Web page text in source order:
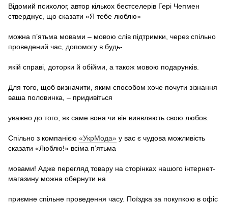
Відомий психолог, автор кількох бестселерів Гері Чепмен
стверджує, що сказати «Я тебе люблю»
можна п’ятьма мовами – мовою слів підтримки, через спільно
проведений час, допомогу в будь-
якій справі, доторки й обійми, а також мовою подарунків.
Для того, щоб визначити, яким способом хоче почути зізнання
ваша половинка, – придивіться
уважно до того, як саме вона чи він виявляють свою любов.
Спільно з компанією «УкрМода» у вас є чудова можливість
сказати «Люблю!» всіма п’ятьма
мовами! Адже перегляд товару на сторінках нашого інтернет-
магазину можна обернути на
приємне спільне проведення часу. Поїздка за покупкою в офіс